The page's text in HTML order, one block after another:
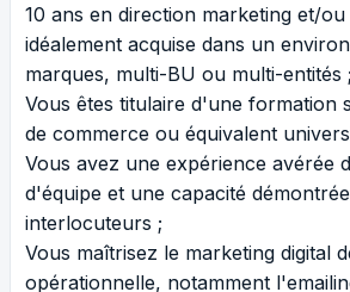
10 ans en direction marketing et/
idéalement acquise dans un
marques, multi-BU ou multi-entités ;
Vous êtes titulaire d'une formation
de commerce ou équivalent
Vous avez une expérience avérée
d'équipe et une capacité
interlocuteurs ;
Vous maîtrisez le marketing digital
opérationnelle, notamment